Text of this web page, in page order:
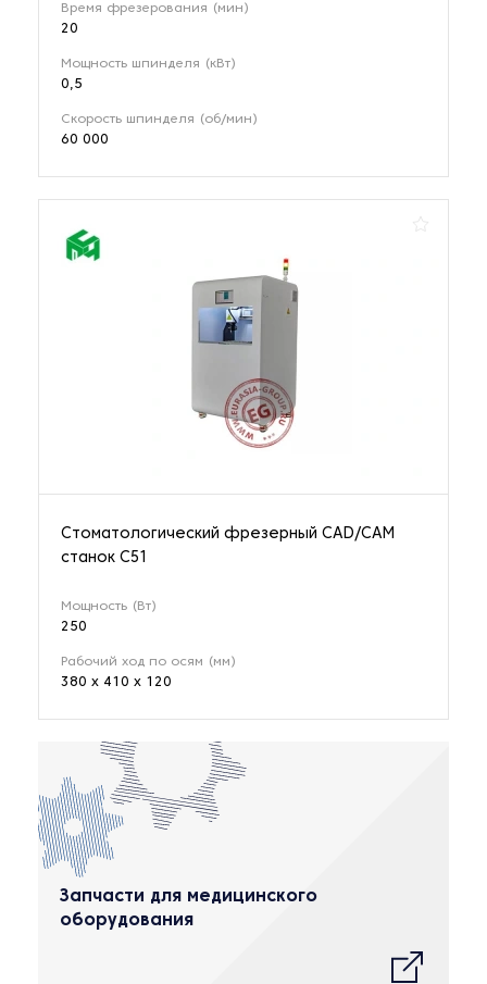
Время фрезерования (мин)
20
Мощность шпинделя (кВт)
0,5
Скорость шпинделя (об/мин)
60 000
Стоматологический фрезерный CAD/CAM
станок C51
Мощность (Вт)
250
Рабочий ход по осям (мм)
380 х 410 х 120
Запчасти для медицинского
оборудования